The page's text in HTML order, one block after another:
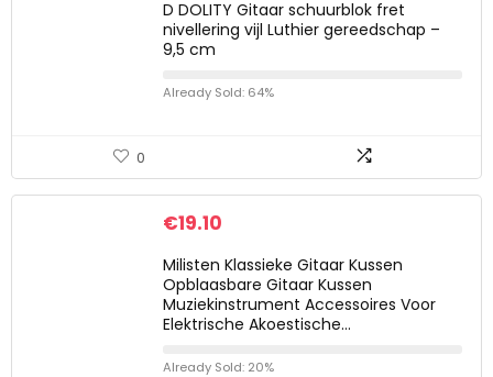
D DOLITY Gitaar schuurblok fret
nivellering vijl Luthier gereedschap –
9,5 cm
Already Sold: 64%
0
€19.10
Milisten Klassieke Gitaar Kussen
Opblaasbare Gitaar Kussen
Muziekinstrument Accessoires Voor
Elektrische Akoestische…
Already Sold: 20%